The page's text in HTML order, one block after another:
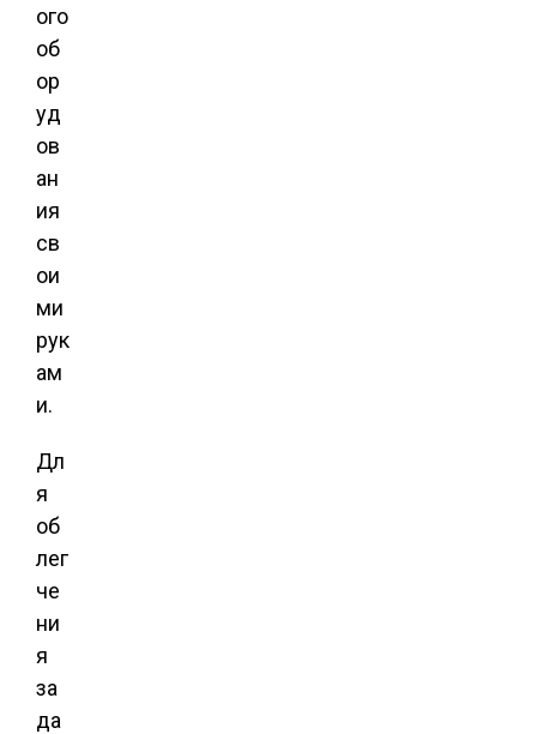
ого
об
ор
уд
ов
ан
ия
св
ои
ми
рук
ам
и.
Дл
я
об
лег
че
ни
я
за
да